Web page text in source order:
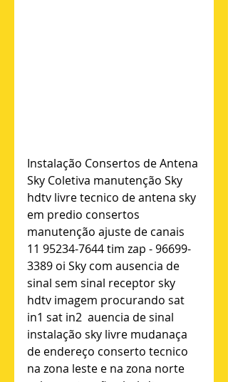
Instalação Consertos de Antena
Sky Coletiva manutenção Sky
hdtv livre tecnico de antena sky
em predio consertos
manutenção ajuste de canais
11 95234-7644 tim zap - 96699-
3389 oi Sky com ausencia de
sinal sem sinal receptor sky
hdtv imagem procurando sat
in1 sat in2  auencia de sinal
instalação sky livre mudanaça
de endereço conserto tecnico
na zona leste e na zona norte